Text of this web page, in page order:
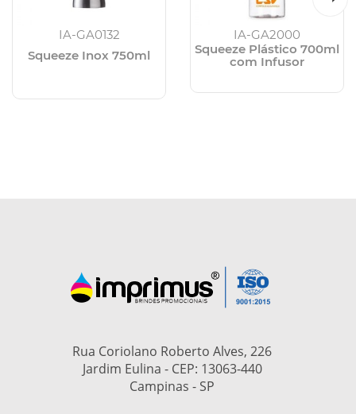
IA-GA0132
Squeeze Inox 750ml
IA-GA2000
Squeeze Plástico 700ml
com Infusor
Rua Coriolano Roberto Alves, 226
Jardim Eulina - CEP: 13063-440
Campinas - SP